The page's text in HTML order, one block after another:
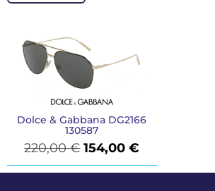
Dolce & Gabbana DG2166
130587
220,00€ 154,00€